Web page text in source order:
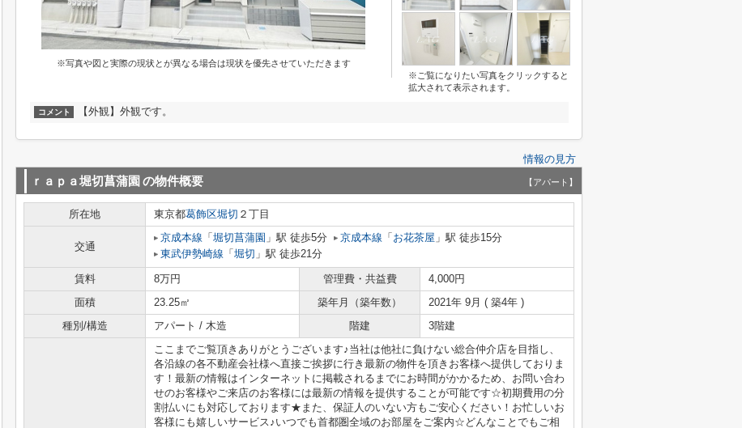
※写真や図と実際の現状とが異なる場合は現状を優先させていただきます
※ご覧になりたい写真をクリックすると
拡大されて表示されます。
コメント 【外観】外観です。
情報の見方
ｒａｐａ堀切菖蒲園 の物件概要 【アパート】
所在地 東京都葛飾区堀切 ２丁目
交通
京成本線 「 堀切菖蒲園 」駅 徒歩5分 京成本線 「 お花茶屋 」駅 徒歩15分
東武伊勢崎線 「 堀切 」駅 徒歩21分
賃料 8万円 管理費・共益費
4,000円
面積
23.25㎡ 築年月（築年数）
2021年 9月 ( 築4年 )
種別/構造
アパート / 木造 階建 3階建
ここまでご覧頂きありがとうございます♪当社は他社に負けない総合仲介店を目指し、
各沿線の各不動産会社様へ直接ご挨拶に行き最新の物件を頂きお客様へ提供しておりま
す！最新の情報はインターネットに掲載されるまでにお時間がかかるため、お問い合わ
せのお客様やご来店のお客様には最新の情報を提供することが可能です☆初期費用の分
割払いにも対応しております★また、保証人のいない方もご安心ください！お忙しいお
客様にも嬉しいサービス♪いつでも首都圏全域のお部屋をご案内☆どんなことでもご相